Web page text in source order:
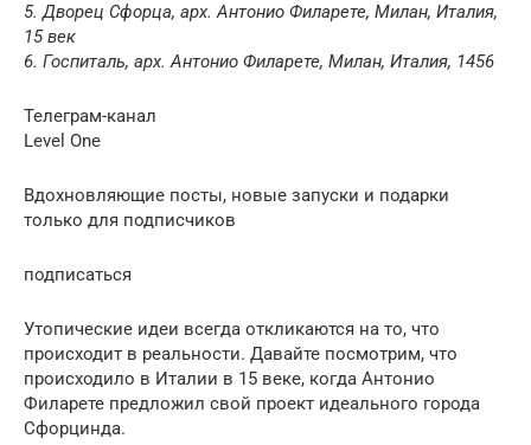
5. Дворец Сфорца, арх. Антонио Филарете, Милан, Италия,
15 век
6. Госпиталь, арх. Антонио Филарете, Милан, Италия, 1456
Телеграм-канал
Level One
Вдохновляющие посты, новые запуски и подарки
только для подписчиков
подписаться
Утопические идеи всегда откликаются на то, что
происходит в реальности. Давайте посмотрим, что
происходило в Италии в 15 веке, когда Антонио
Филарете предложил свой проект идеального города
Сфорцинда.